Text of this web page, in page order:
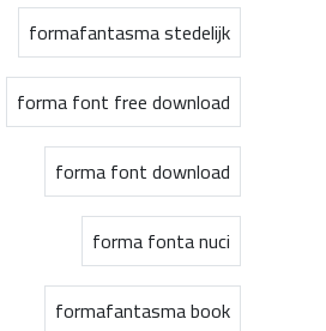
formafantasma stedelijk
forma font free download
forma font download
forma fonta nuci
formafantasma book